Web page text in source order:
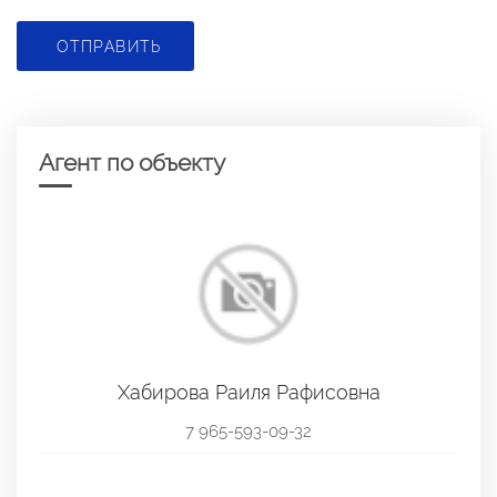
ОТПРАВИТЬ
Агент по объекту
Хабирова Раиля Рафисовна
7 965-593-09-32